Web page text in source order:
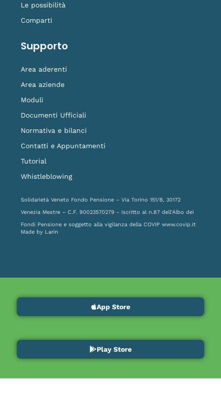
Le possibilità
Comparti
Supporto
Area aderenti
Area aziende
Moduli
Documenti Ufficiali
Normativa e bilanci
Contatti e Appuntamenti
Tutorial
Whistleblowing
Solidarietà Veneto Fondo Pensione – Via Torino 151/B, 30172
Venezia Mestre – C.F. 90023570279 - Iscritto al n.87 dell'Albo dei
Fondi Pensione e soggetto alla vigilanza della COVIP www.covip.it
Made by Larin
App Store
Play Store